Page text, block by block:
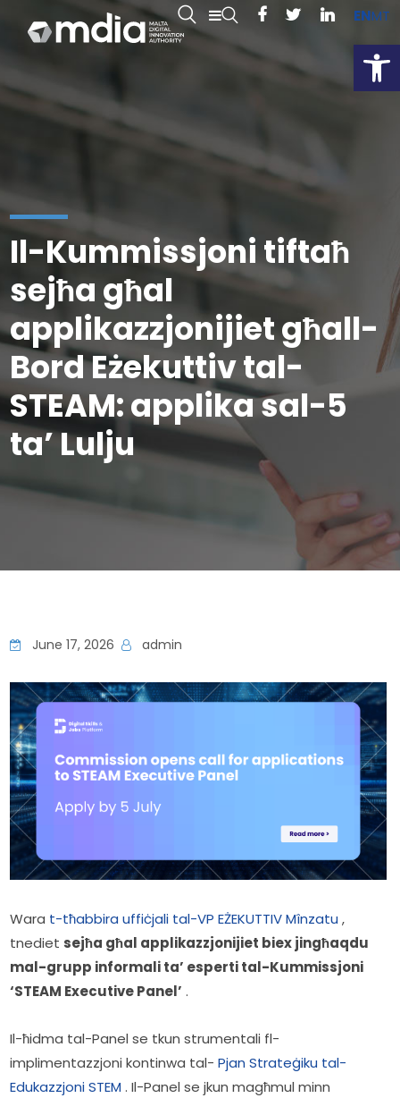
ENMT
Il-Kummissjoni tiftaħ
sejħa għal
applikazzjonijiet għall-
Bord Eżekuttiv tal-
STEAM: applika sal-5
ta’ Lulju
June 17, 2026 admin
Wara t-tħabbira uffiċjali tal-VP EŻEKUTTIV Mînzatu ,
tnediet sejħa għal applikazzjonijiet biex jingħaqdu
mal-grupp informali ta’ esperti tal-Kummissjoni
‘STEAM Executive Panel’ .
Il-ħidma tal-Panel se tkun strumentali fl-
implimentazzjoni kontinwa tal- Pjan Strateġiku tal-
Edukazzjoni STEM . Il-Panel se jkun magħmul minn